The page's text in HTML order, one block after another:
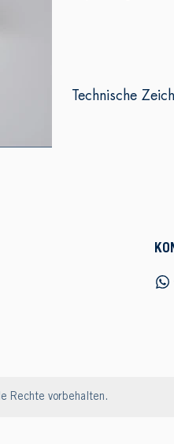
Technische
Rechte vorbehalten.